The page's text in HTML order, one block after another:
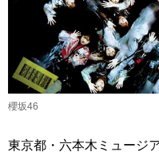
櫻坂46
東京都・六本木ミュージ